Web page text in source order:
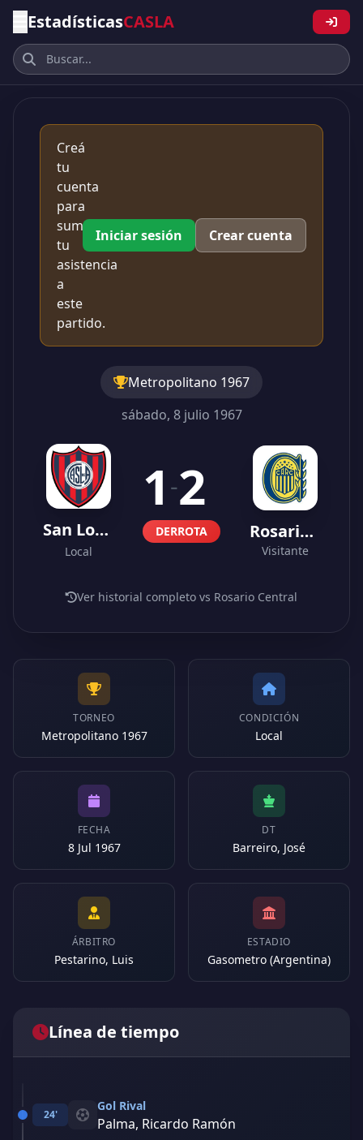
EstadísticasCASLA
Creá
tu
cuenta
para
sumar
tu
asistencia
a
este
partido.
Iniciar sesión Crear cuenta
Metropolitano 1967
sábado, 8 julio 1967
San Lorenzo
Local
1 -2
DERROTA Rosario Central
Visitante
Ver historial completo vs Rosario Central
TORNEO
Metropolitano 1967
CONDICIÓN
Local
FECHA
8 Jul 1967
DT
Barreiro, José
ÁRBITRO
Pestarino, Luis
ESTADIO
Gasometro (Argentina)
Línea de tiempo
24'
Gol Rival
Palma, Ricardo Ramón